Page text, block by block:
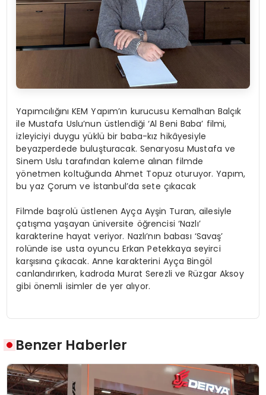
Yapımcılığını KEM Yapım’ın kurucusu Kemalhan Balçık
ile Mustafa Uslu’nun üstlendiği ‘Al Beni Baba’ filmi,
izleyiciyi duygu yüklü bir baba-kız hikâyesiyle
beyazperdede buluşturacak. Senaryosu Mustafa ve
Sinem Uslu tarafından kaleme alınan filmde
yönetmen koltuğunda Ahmet Topuz oturuyor. Yapım,
bu yaz Çorum ve İstanbul’da sete çıkacak
Filmde başrolü üstlenen Ayça Ayşin Turan, ailesiyle
çatışma yaşayan üniversite öğrencisi ‘Nazlı’
karakterine hayat veriyor. Nazlı’nın babası ‘Savaş’
rolünde ise usta oyuncu Erkan Petekkaya seyirci
karşısına çıkacak. Anne karakterini Ayça Bingöl
canlandırırken, kadroda Murat Serezli ve Rüzgar Aksoy
gibi önemli isimler de yer alıyor.
Benzer Haberler